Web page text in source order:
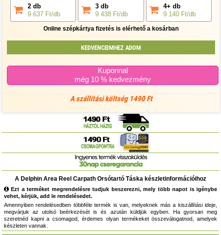
2 db
9 637 Ft/db
3 db
9 438 Ft/db
4+ db
9 140 Ft/db
Online szépkártya fizetés is elérhető a kosárban
KEDVENCEIMHEZ ADOM
Kuponnal
még 10 % kedvezmény
A szállítási költség 1490 Ft
A Delphin Area Reel Carpath Orsótartó Táska készletinformációihoz
Ezt a terméket megrendelésre tudjuk beszerezni, mely több napot is igénybe
vehet, kérjük, add le rendelésedet.
Amennyiben rendelésedben többféle termék is van, melyeknek más a kiszállítási ideje,
megvárjuk az utolsó beérkezését is és azután küldjük egyben. Ha gyorsan meg
szeretnéd kapni a csomagod, érdemes olyan termékeket összeválogatnod, amelyek
készleten vannak.